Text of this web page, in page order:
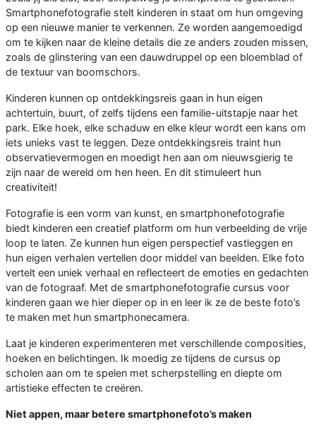
Smartphonefotografie stelt kinderen in staat om hun omgeving
op een nieuwe manier te verkennen. Ze worden aangemoedigd
om te kijken naar de kleine details die ze anders zouden missen,
zoals de glinstering van een dauwdruppel op een bloemblad of
de textuur van boomschors.
Kinderen kunnen op ontdekkingsreis gaan in hun eigen
achtertuin, buurt, of zelfs tijdens een familie-uitstapje naar het
park. Elke hoek, elke schaduw en elke kleur wordt een kans om
iets unieks vast te leggen. Deze ontdekkingsreis traint hun
observatievermogen en moedigt hen aan om nieuwsgierig te
zijn naar de wereld om hen heen. En dit stimuleert hun
creativiteit!
Fotografie is een vorm van kunst, en smartphonefotografie
biedt kinderen een creatief platform om hun verbeelding de vrije
loop te laten. Ze kunnen hun eigen perspectief vastleggen en
hun eigen verhalen vertellen door middel van beelden. Elke foto
vertelt een uniek verhaal en reflecteert de emoties en gedachten
van de fotograaf. Met de smartphonefotografie cursus voor
kinderen gaan we hier dieper op in en leer ik ze de beste foto’s
te maken met hun smartphonecamera.
Laat je kinderen experimenteren met verschillende composities,
hoeken en belichtingen. Ik moedig ze tijdens de cursus op
scholen aan om te spelen met scherpstelling en diepte om
artistieke effecten te creëren.
Niet appen, maar betere smartphonefoto’s maken